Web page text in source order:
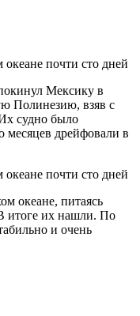
Мексику в
Полинезию, взяв с
судно было
месяцев дрейфовали в
океане, питаясь
итоге их нашли. По
и очень